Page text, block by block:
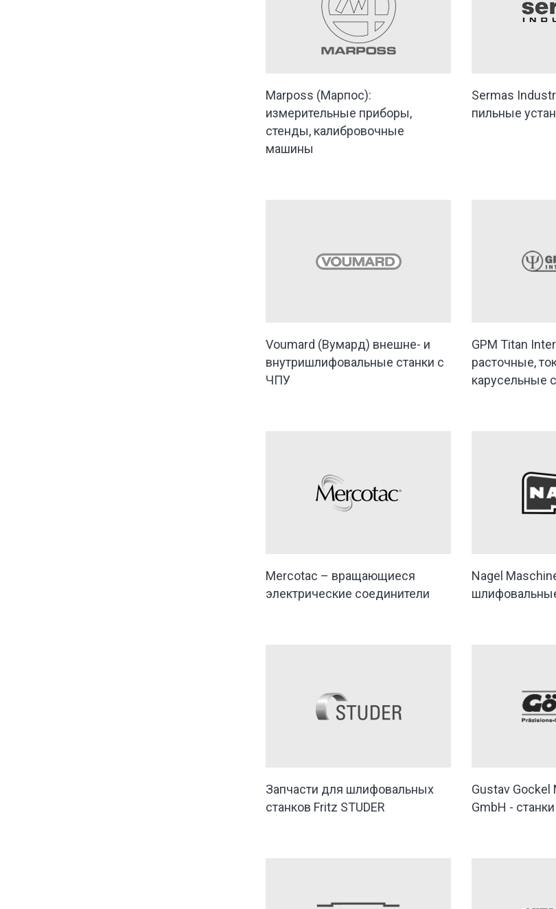
Marposs (Марпос):
измерительные приборы,
стенды, калибровочные
машины
Sermas
пильные
Voumard (Вумард) внешне- и
внутришлифовальные станки с
ЧПУ
GPM Titan
расточные,
карусельные
Mercotac – вращающиеся
электрические соединители
Nagel
Запчасти для шлифовальных
станков Fritz STUDER
Gustav
GmbH -